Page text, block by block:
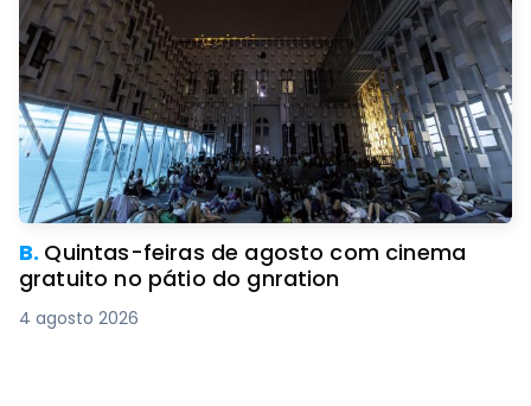
B. Quintas-feiras de agosto com cinema
gratuito no pátio do gnration
4 agosto 2026